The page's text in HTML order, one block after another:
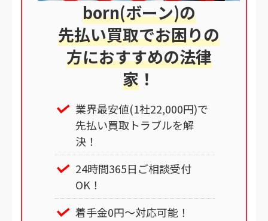
born(ボーン)の
先払い買取でお困りの
方におすすめの法律
家 ！
業界最安値(1社22,000円)で
先払い買取トラブルを解
決！
24時間365日ご相談受付
OK！
着手金0円～対応可能！